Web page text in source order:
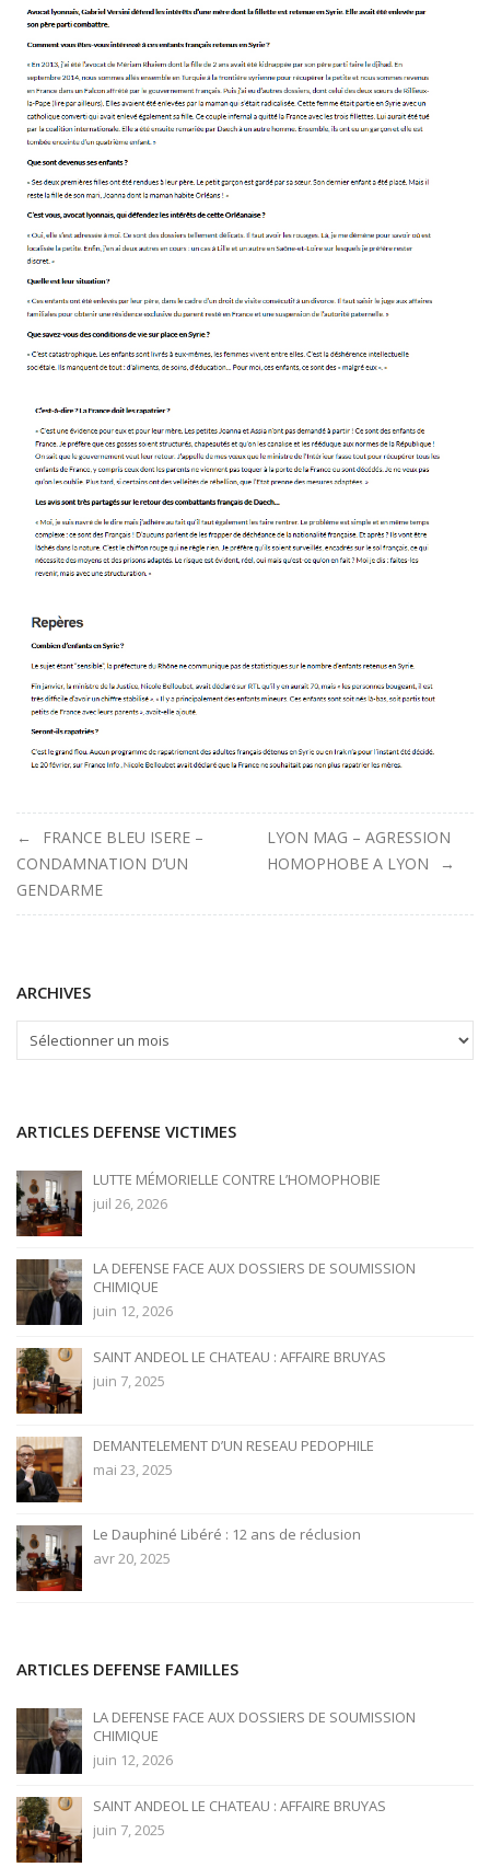
Navigation
de
FRANCE BLEU ISERE –
CONDAMNATION D’UN
GENDARME
LYON MAG – AGRESSION
HOMOPHOBE A LYON
ARCHIVES
ARCHIVES
ARTICLES DEFENSE VICTIMES
LUTTE MÉMORIELLE CONTRE L’HOMOPHOBIE
juil 26, 2026
LA DEFENSE FACE AUX DOSSIERS DE SOUMISSION
CHIMIQUE
juin 12, 2026
SAINT ANDEOL LE CHATEAU : AFFAIRE BRUYAS
juin 7, 2025
DEMANTELEMENT D’UN RESEAU PEDOPHILE
mai 23, 2025
Le Dauphiné Libéré : 12 ans de réclusion
avr 20, 2025
ARTICLES DEFENSE FAMILLES
LA DEFENSE FACE AUX DOSSIERS DE SOUMISSION
CHIMIQUE
juin 12, 2026
SAINT ANDEOL LE CHATEAU : AFFAIRE BRUYAS
juin 7, 2025